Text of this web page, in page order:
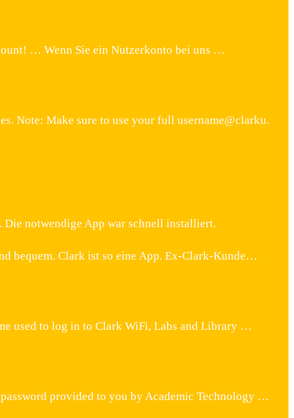
… Wenn Sie ein Nutzerkonto bei uns …
Note: Make sure to use your full username@clarku.
notwendige App war schnell installiert.
bequem. Clark ist so eine App. Ex-Clark-Kunde…
used to log in to Clark WiFi, Labs and Library …
provided to you by Academic Technology …